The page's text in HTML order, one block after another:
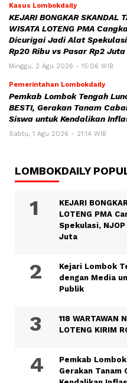
Kasus Lombokdaily
KEJARI BONGKAR SKANDAL
WISATA LOTENG PMA
Dicurigai Jadi Alat
Rp20 Ribu vs Pasar Rp2 Juta
Minggu, 2 Agu 2026 - 15:06 WIB
Pemerintahan Lombokdaily
Pemkab Lombok Tengah
BESTI, Gerakan Tanam
Siswa untuk Kendalikan
Sabtu, 1 Agu 2026 - 21:14 WIB
LOMBOKDAILY
KEJARI
LOTENG PMA
Spekulasi,
Juta
Kejari Lombok
dengan Media
Publik
118 WARTAWAN
LOTENG KIRIM
Pemkab
Gerakan Tanam